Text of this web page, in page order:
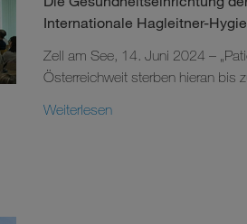
Internationale Hagleitner-
Zell am See, 14. Juni 2024 –
Österreichweit sterben hieran bis
Weiterlesen